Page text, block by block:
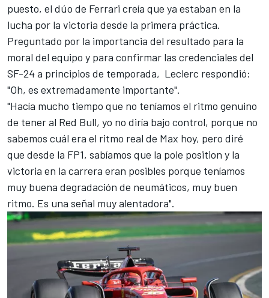
puesto, el dúo de Ferrari creía que ya estaban en la
lucha por la victoria desde la primera práctica.
Preguntado por la importancia del resultado para la
moral del equipo y para confirmar las credenciales del
SF-24 a principios de temporada, Leclerc respondió:
"Oh, es extremadamente importante".
"Hacía mucho tiempo que no teníamos el ritmo genuino
de tener al Red Bull, yo no diría bajo control, porque no
sabemos cuál era el ritmo real de Max hoy, pero diré
que desde la FP1, sabíamos que la pole position y la
victoria en la carrera eran posibles porque teníamos
muy buena degradación de neumáticos, muy buen
ritmo. Es una señal muy alentadora".